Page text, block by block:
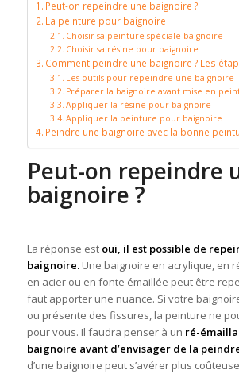
Peut-on repeindre une baignoire ?
La peinture pour baignoire
Choisir sa peinture spéciale baignoire
Choisir sa résine pour baignoire
Comment peindre une baignoire ? Les
Les outils pour repeindre une baignoire
Préparer la baignoire avant mise en
Appliquer la résine pour baignoire
Appliquer la peinture pour baignoire
Peindre une baignoire avec la bonne
Peut-on repeindre
baignoire ?
La réponse est oui, il est possible de
baignoire.Une baignoire en acrylique, en
en acier ou en fonte émaillée peut être
faut apporter une nuance. Si votre
ou présente des fissures, la peinture ne
pour vous. Il faudra penser à un ré-
baignoire avant d’envisager de la
d’une baignoire peut s’avérer plus